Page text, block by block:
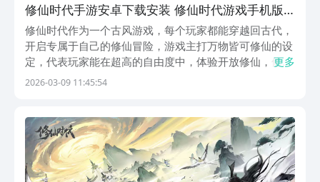
修仙时代手游安卓下载安装 修仙时代游戏手机版
下载链接
修仙时代作为一个古风游戏，每个玩家都能穿越回古代，
开启专属于自己的修仙冒险，游戏主打万物皆可修仙的设
定，代表玩家能在超高的自由度中，体验开放修仙，修仙
时代手游下载安装渠道会在下面分享，所有喜欢水墨风修
预...
更多
2026-03-09 11:45:54